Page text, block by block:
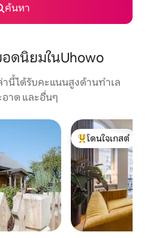
ค้นหา
ดนิยมในUhowo
นี้ได้รับคะแนนสูงด้านทำเล
าด และอื่นๆ
โดนใจเกสต์ที่สุด
โดนใจเกสต์